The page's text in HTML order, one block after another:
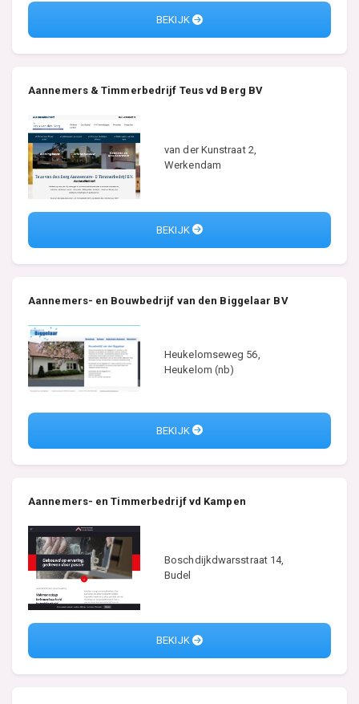
BEKIJK
Aannemers & Timmerbedrijf Teus vd Berg BV
van der Kunstraat 2,
Werkendam
BEKIJK
Aannemers- en Bouwbedrijf van den Biggelaar BV
Heukelomseweg 56,
Heukelom (nb)
BEKIJK
Aannemers- en Timmerbedrijf vd Kampen
Boschdijkdwarsstraat 14,
Budel
BEKIJK